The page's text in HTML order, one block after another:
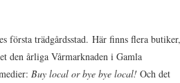
första trädgårdsstad. Här finns flera butiker,
den årliga Vårmarknaden i Gamla
Buy local or bye bye local! Och det